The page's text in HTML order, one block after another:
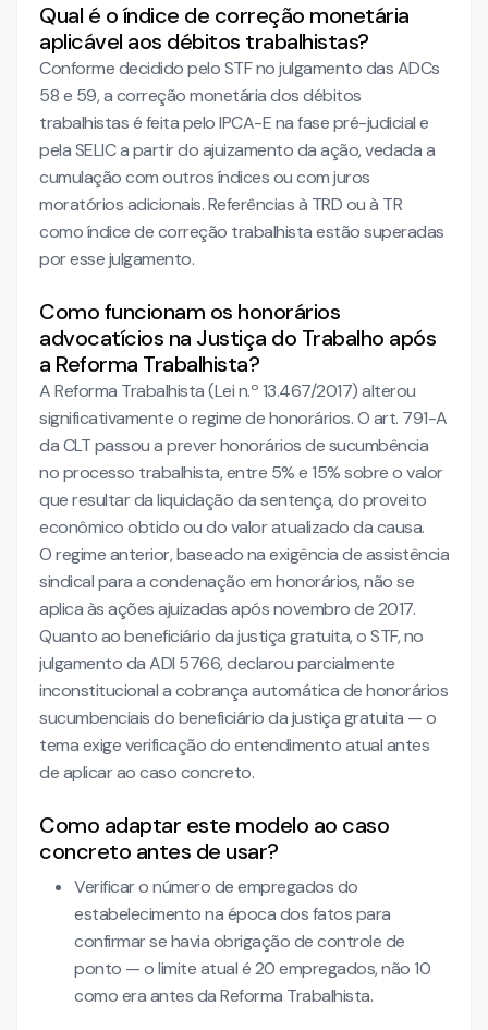
Qual é o índice de correção monetária
aplicável aos débitos trabalhistas?
Conforme decidido pelo STF no julgamento das ADCs
58 e 59, a correção monetária dos débitos
trabalhistas é feita pelo IPCA-E na fase pré-judicial e
pela SELIC a partir do ajuizamento da ação, vedada a
cumulação com outros índices ou com juros
moratórios adicionais. Referências à TRD ou à TR
como índice de correção trabalhista estão superadas
por esse julgamento.
Como funcionam os honorários
advocatícios na Justiça do Trabalho após
a Reforma Trabalhista?
A Reforma Trabalhista (Lei n.º 13.467/2017) alterou
significativamente o regime de honorários. O art. 791-A
da CLT passou a prever honorários de sucumbência
no processo trabalhista, entre 5% e 15% sobre o valor
que resultar da liquidação da sentença, do proveito
econômico obtido ou do valor atualizado da causa.
O regime anterior, baseado na exigência de assistência
sindical para a condenação em honorários, não se
aplica às ações ajuizadas após novembro de 2017.
Quanto ao beneficiário da justiça gratuita, o STF, no
julgamento da ADI 5766, declarou parcialmente
inconstitucional a cobrança automática de honorários
sucumbenciais do beneficiário da justiça gratuita — o
tema exige verificação do entendimento atual antes
de aplicar ao caso concreto.
Como adaptar este modelo ao caso
concreto antes de usar?
Verificar o número de empregados do
estabelecimento na época dos fatos para
confirmar se havia obrigação de controle de
ponto — o limite atual é 20 empregados, não 10
como era antes da Reforma Trabalhista.